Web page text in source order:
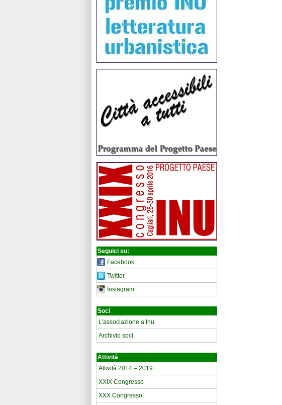
Seguici su:
Facebook
Twitter
Instagram
Soci
L’associazione a Inu
Archivio soci
Attività
Attività 2014 – 2019
XXIX Congresso
XXX Congresso